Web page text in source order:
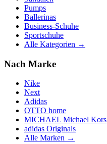
Pumps
Ballerinas
Business-Schuhe
Sportschuhe
Alle Kategorien →
Nach Marke
Nike
Next
Adidas
OTTO home
MICHAEL Michael Kors
adidas Originals
Alle Marken →